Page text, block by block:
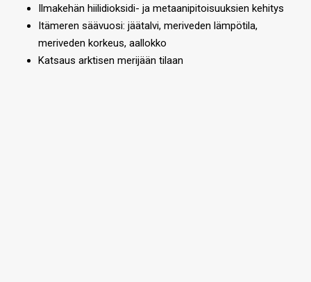
Ilmakehän hiilidioksidi- ja metaanipitoisuuksien kehitys
Itämeren säävuosi: jäätalvi, meriveden lämpötila,
meriveden korkeus, aallokko
Katsaus arktisen merijään tilaan